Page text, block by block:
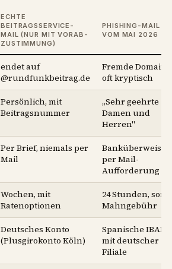
ECHTE
BEITRAGSSERVICE-
MAIL (NUR MIT VORAB-
ZUSTIMMUNG)
PHISHING-MAIL
VOM MAI 2026
endet auf
@rundfunkbeitrag.de
Fremde Domain,
oft kryptisch
Persönlich, mit
Beitragsnummer
„Sehr geehrte
Damen und
Herren"
Per Brief, niemals per
Mail
per Mail-
Aufforderung
Wochen, mit
Ratenoptionen
24 Stunden,
Mahngebühr
Deutsches Konto
(Plusgirokonto Köln)
Spanische IBAN
mit deutscher
Filiale